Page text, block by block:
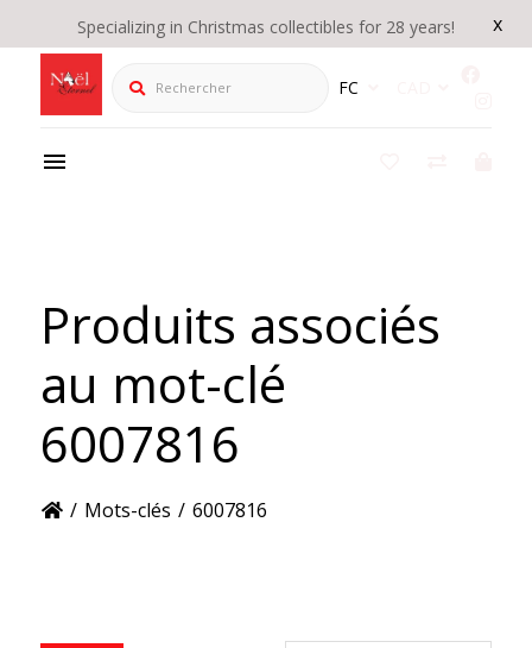
x
Specializing in Christmas collectibles for 28 years!
Rechercher FC
Produits associés
au mot-clé
6007816
/ Mots-clés / 6007816